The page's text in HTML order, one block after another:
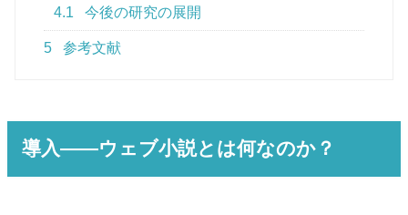
4.1 今後の研究の展開
5 参考文献
導入――ウェブ小説とは何なのか？